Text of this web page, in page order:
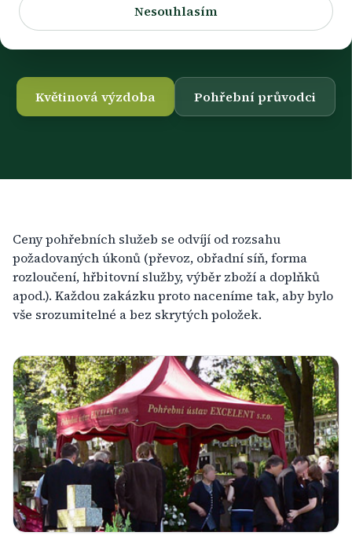
Transparentně, citlivě a vždy podle konkrétní
Květinová výzdoba Pohřební průvodci
Ceny pohřebních služeb se odvíjí od rozsahu
požadovaných úkonů (převoz, obřadní síň, forma
rozloučení, hřbitovní služby, výběr zboží a doplňků
apod.). Každou zakázku proto naceníme tak, aby bylo
vše srozumitelné a bez skrytých položek.
Nesouhlasím